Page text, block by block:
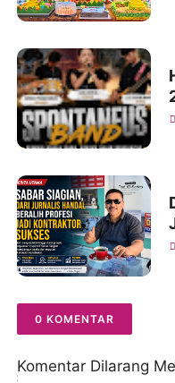
0 KOMENTAR
Komentar Dilarang